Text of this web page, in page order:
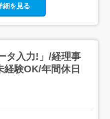
細を見る
タ入力!」/経理事
験OK/年間休日